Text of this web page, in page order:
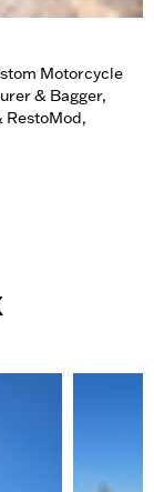
Motorcycle
& Bagger,
RestoMod,